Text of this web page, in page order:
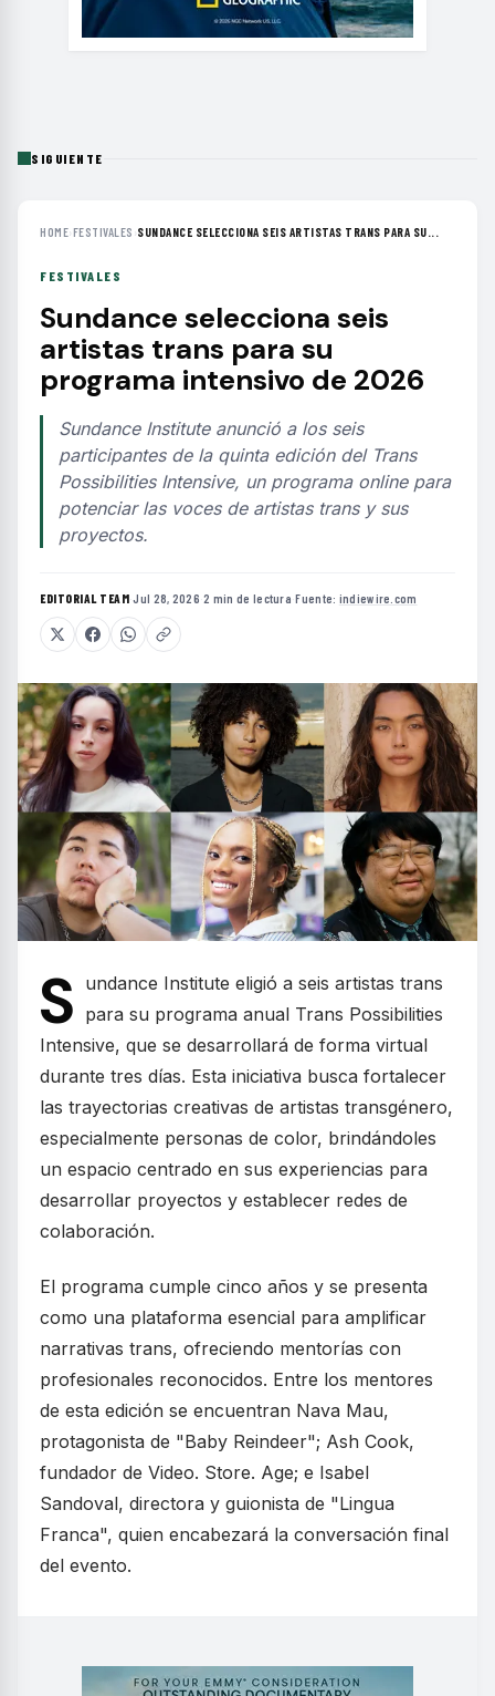
SIGUIENTE
HOME›FESTIVALES ›SUNDANCE SELECCIONA SEIS ARTISTAS TRANS PARA SU...
FESTIVALES
Sundance selecciona seis
artistas trans para su
programa intensivo de 2026
Sundance Institute anunció a los seis
participantes de la quinta edición del Trans
Possibilities Intensive, un programa online para
potenciar las voces de artistas trans y sus
proyectos.
EDITORIAL TEAM·Jul 28, 2026·2 min de lectura·Fuente: indiewire.com
S undance Institute eligió a seis artistas trans
para su programa anual Trans Possibilities
Intensive, que se desarrollará de forma virtual
durante tres días. Esta iniciativa busca fortalecer
las trayectorias creativas de artistas transgénero,
especialmente personas de color, brindándoles
un espacio centrado en sus experiencias para
desarrollar proyectos y establecer redes de
colaboración.
El programa cumple cinco años y se presenta
como una plataforma esencial para amplificar
narrativas trans, ofreciendo mentorías con
profesionales reconocidos. Entre los mentores
de esta edición se encuentran Nava Mau,
protagonista de "Baby Reindeer"; Ash Cook,
fundador de Video. Store. Age; e Isabel
Sandoval, directora y guionista de "Lingua
Franca", quien encabezará la conversación final
del evento.